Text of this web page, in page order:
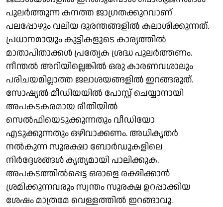
പുലർത്തുന്ന കനത്ത ജാഗ്രതക്കുറവാണ്
പലപ്പോഴും വലിയ ദുരന്തങ്ങളിൽ കലാശിക്കുന്നത്.
പ്രധാനമായും കുട്ടികളുടെ കാര്യത്തിൽ
മാതാപിതാക്കൾ പ്രത്യേക ശ്രദ്ധ പുലർത്തണം.
നീന്തൽ അറിയില്ലെങ്കിൽ ഒരു കാരണവശാലും
പരിചയമില്ലാത്ത ജലാശയങ്ങളിൽ ഇറങ്ങരുത്.
സോഷ്യൽ മീഡിയയിൽ പോസ്റ്റ് ചെയ്യാനായി
അപകടകരമായ രീതിയിൽ
സെൽഫിയെടുക്കുന്നതും വീഡിയോ
എടുക്കുന്നതും ഒഴിവാക്കണം. അധികൃതർ
നൽകുന്ന സുരക്ഷാ ബോർഡുകളിലെ
നിർദ്ദേശങ്ങൾ കൃത്യമായി പാലിക്കുക.
അപകടത്തിൽപ്പെട്ട ഒരാളെ രക്ഷിക്കാൻ
ശ്രമിക്കുന്നവരും സ്വന്തം സുരക്ഷ ഉറപ്പാക്കിയ
ശേഷം മാത്രമേ വെള്ളത്തിൽ ഇറങ്ങാവൂ.